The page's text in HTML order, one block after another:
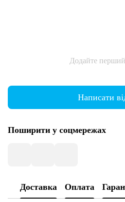
Додайте перший
Написати
Поширити у соцмережах
Доставка Оплата